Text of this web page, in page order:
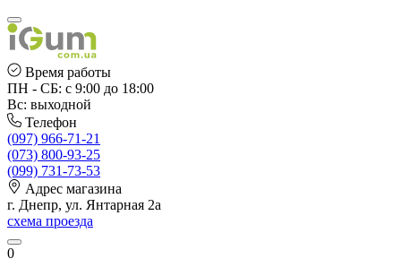
Время работы
ПН - СБ: с 9:00 до 18:00
Вс: выходной
Телефон
(097) 966-71-21
(073) 800-93-25
(099) 731-73-53
Адрес магазина
г. Днепр, ул. Янтарная 2а
схема проезда
0